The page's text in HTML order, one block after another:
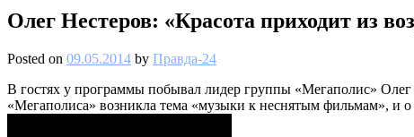
Олег Нестеров: «Красота приходит из
Posted on 09.05.2014 by Правда-24
В гостях у программы побывал лидер группы «Мегаполис» Олег
«Мегаполиса» возникла тема «музыки к неснятым фильмам», и